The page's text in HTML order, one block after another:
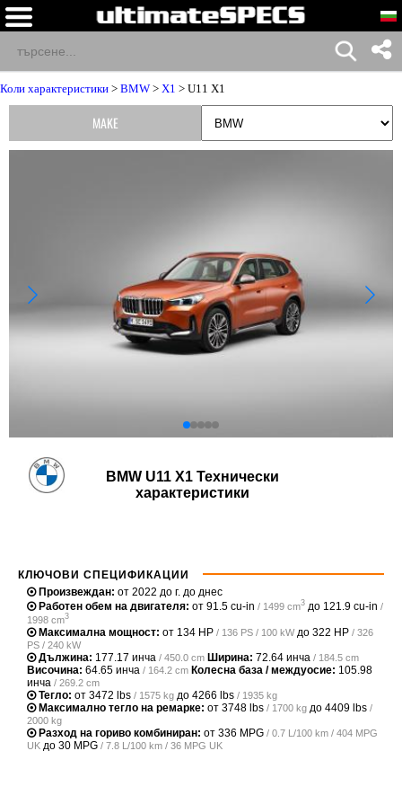
Коли характеристики > BMW > X1 > U11 X1
BMW U11 X1 Технически
характеристики
КЛЮЧОВИ СПЕЦИФИКАЦИИ
Произвеждан: от 2022 до г. до днес
Работен обем на двигателя: от 91.5 cu-in / 1499 cm3 до 121.9 cu-in /
1998 cm3
Максимална мощност: от 134 HP / 136 PS / 100 kWдо 322 HP / 326
PS / 240 kW
Дължина: 177.17 инча / 450.0 cm Ширина: 72.64 инча / 184.5 cm
Височина: 64.65 инча / 164.2 cm Колесна база / междуосие: 105.98
инча / 269.2 cm
Тегло: от 3472 lbs / 1575 kg до 4266 lbs / 1935 kg
Максимално тегло на ремарке: от 3748 lbs / 1700 kg до 4409 lbs /
2000 kg
Разход на гориво комбиниран: от 336 MPG / 0.7 L/100 km / 404 MPG
UK до 30 MPG / 7.8 L/100 km / 36 MPG UK
MAKE